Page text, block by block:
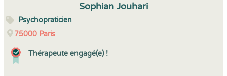
Sophian Jouhari
Psychopraticien
75000 Paris
Thérapeute engagé(e) !